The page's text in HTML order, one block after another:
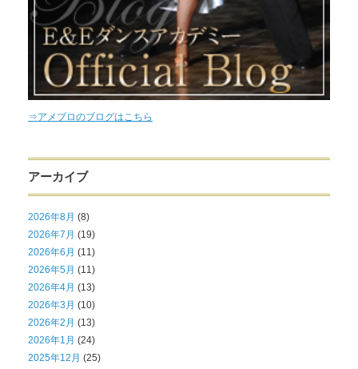
⇒アメブロのブログはこちら
アーカイブ
2026年8月 (8)
2026年7月 (19)
2026年6月 (11)
2026年5月 (11)
2026年4月 (13)
2026年3月 (10)
2026年2月 (13)
2026年1月 (24)
2025年12月 (25)